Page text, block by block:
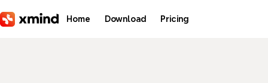
Home Download Pricing